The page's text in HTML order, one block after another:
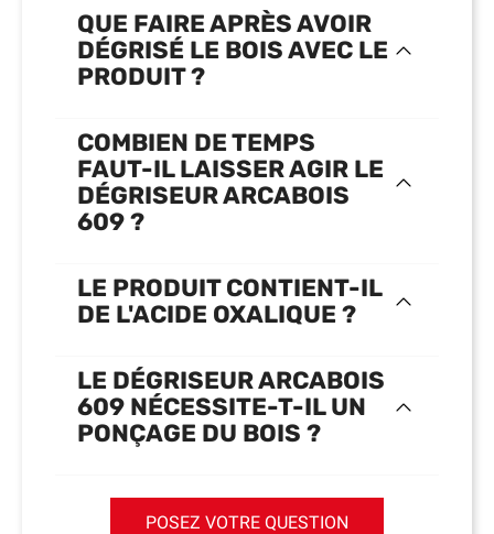
QUE FAIRE APRÈS AVOIR
DÉGRISÉ LE BOIS AVEC LE
PRODUIT ?
COMBIEN DE TEMPS
FAUT-IL LAISSER AGIR LE
DÉGRISEUR ARCABOIS
609 ?
LE PRODUIT CONTIENT-IL
DE L'ACIDE OXALIQUE ?
LE DÉGRISEUR ARCABOIS
609 NÉCESSITE-T-IL UN
PONÇAGE DU BOIS ?
POSEZ VOTRE QUESTION